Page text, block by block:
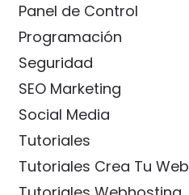
Panel de Control
Programación
Seguridad
SEO Marketing
Social Media
Tutoriales
Tutoriales Crea Tu Web